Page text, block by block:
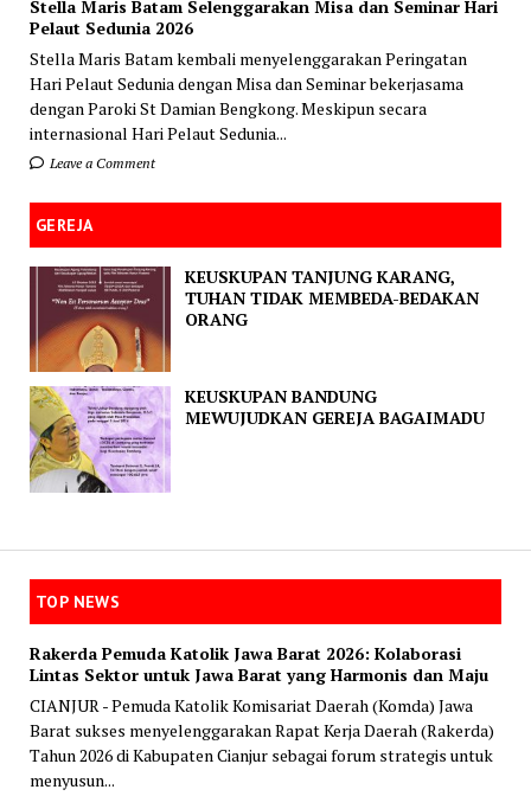
Stella Maris Batam Selenggarakan Misa dan Seminar Hari
Pelaut Sedunia 2026
Stella Maris Batam kembali menyelenggarakan Peringatan
Hari Pelaut Sedunia dengan Misa dan Seminar bekerjasama
dengan Paroki St Damian Bengkong. Meskipun secara
internasional Hari Pelaut Sedunia...
Leave a Comment
GEREJA
KEUSKUPAN TANJUNG KARANG,
TUHAN TIDAK MEMBEDA-BEDAKAN
ORANG
KEUSKUPAN BANDUNG
MEWUJUDKAN GEREJA BAGAIMADU
TOP NEWS
Rakerda Pemuda Katolik Jawa Barat 2026: Kolaborasi
Lintas Sektor untuk Jawa Barat yang Harmonis dan Maju
CIANJUR - Pemuda Katolik Komisariat Daerah (Komda) Jawa
Barat sukses menyelenggarakan Rapat Kerja Daerah (Rakerda)
Tahun 2026 di Kabupaten Cianjur sebagai forum strategis untuk
menyusun...